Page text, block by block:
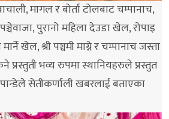
मागल र बोर्ता टोलबाट चम्पानाच,
पुरानो महिला देउडा खेल, रोपाइ
खेल, श्री पञ्चमी माग्ने र चम्पानाच जस्ता
भव्य रुपमा स्थानियहरुले प्रस्तुत
सेतीकर्णाली खबरलाई बताएका